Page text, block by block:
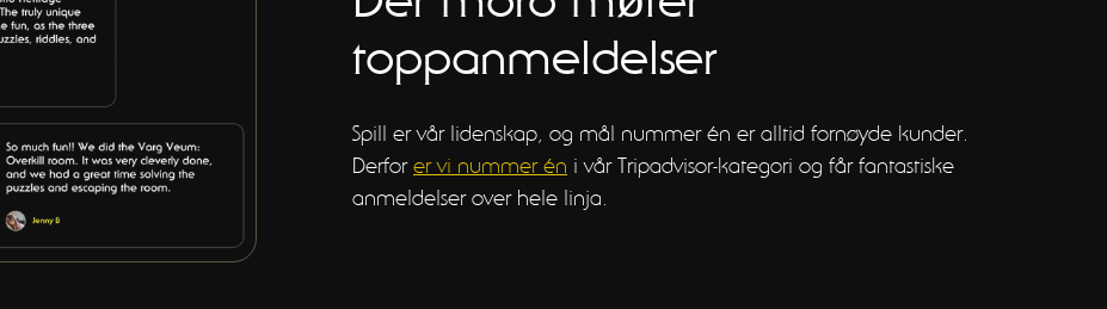
toppanmeldelser
Spill er vår lidenskap, og mål nummer én er alltid fornøyde kunder.
Derforer vi nummer én i vår Tripadvisor-kategori og får fantastiske
anmeldelser over hele linja.